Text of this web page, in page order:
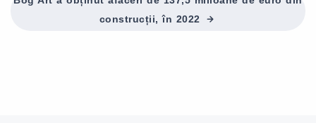
construcții, în 2022